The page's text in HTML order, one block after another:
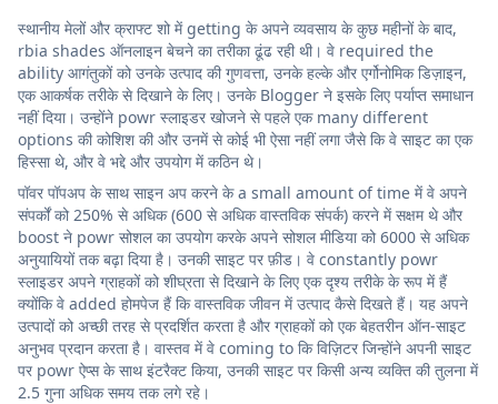
स्थानीय मेलों और क्राफ्ट शो में getting के अपने व्यवसाय के कुछ महीनों के बाद,
rbia shades ऑनलाइन बेचने का तरीका ढूंढ रही थी। वे required the
ability आगंतुकों को उनके उत्पाद की गुणवत्ता, उनके हल्के और एर्गोनोमिक डिज़ाइन,
एक आकर्षक तरीके से दिखाने के लिए। उनके Blogger ने इसके लिए पर्याप्त समाधान
नहीं दिया। उन्होंने powr स्लाइडर खोजने से पहले एक many different
options की कोशिश की और उनमें से कोई भी ऐसा नहीं लगा जैसे कि वे साइट का एक
हिस्सा थे, और वे भद्दे और उपयोग में कठिन थे।
पॉवर पॉपअप के साथ साइन अप करने के a small amount of time में वे अपने
संपर्कों को 250% से अधिक (600 से अधिक वास्तविक संपर्क) करने में सक्षम थे और
boost ने powr सोशल का उपयोग करके अपने सोशल मीडिया को 6000 से अधिक
अनुयायियों तक बढ़ा दिया है। उनकी साइट पर फ़ीड। वे constantly powr
स्लाइडर अपने ग्राहकों को शीघ्रता से दिखाने के लिए एक दृश्य तरीके के रूप में हैं
क्योंकि वे added होमपेज हैं कि वास्तविक जीवन में उत्पाद कैसे दिखते हैं। यह अपने
उत्पादों को अच्छी तरह से प्रदर्शित करता है और ग्राहकों को एक बेहतरीन ऑन-साइट
अनुभव प्रदान करता है। वास्तव में वे coming to कि विज़िटर जिन्होंने अपनी साइट
पर powr ऐप्स के साथ इंटरैक्ट किया, उनकी साइट पर किसी अन्य व्यक्ति की तुलना में
2.5 गुना अधिक समय तक लगे रहे।